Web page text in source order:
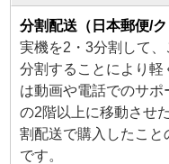
分割配送（日本郵便/ク
実機を2・3分割して、
分割することにより軽
は動画や電話でのサ
の2階以上に移動させ
割配送で購入したこと
です。